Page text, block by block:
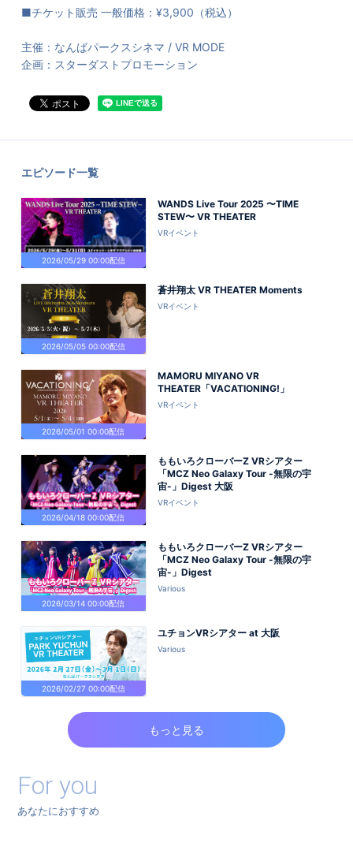
■チケット販売 一般価格：¥3,900（税込）
主催：なんばパークスシネマ / VR MODE
企画：スターダストプロモーション
エピソード一覧
2026/05/29 00:00配信
WANDS Live Tour 2025 〜TIME
STEW〜 VR THEATER
VRイベント
2026/05/05 00:00配信
蒼井翔太 VR THEATER Moments
VRイベント
2026/05/01 00:00配信
MAMORU MIYANO VR
THEATER「VACATIONING!」
VRイベント
2026/04/18 00:00配信
ももいろクローバーZ VRシアター
「MCZ Neo Galaxy Tour -無限の宇
宙-」Digest 大阪
VRイベント
2026/03/14 00:00配信
ももいろクローバーZ VRシアター
「MCZ Neo Galaxy Tour -無限の宇
宙-」Digest
Various
2026/02/27 00:00配信
ユチョンVRシアター at 大阪
Various
もっと見る
For you
あなたにおすすめ